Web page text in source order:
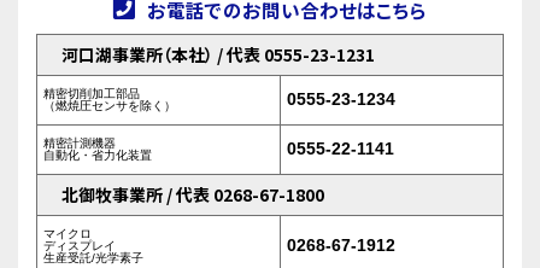
お電話でのお問い合わせはこちら
河口湖事業所（本社） / 代表 0555-23-1231
精密切削加工部品
（燃焼圧センサを除く）
0555-23-1234
精密計測機器
自動化・省力化装置
0555-22-1141
北御牧事業所 / 代表 0268-67-1800
マイクロ
ディスプレイ
生産受託/光学素子
0268-67-1912